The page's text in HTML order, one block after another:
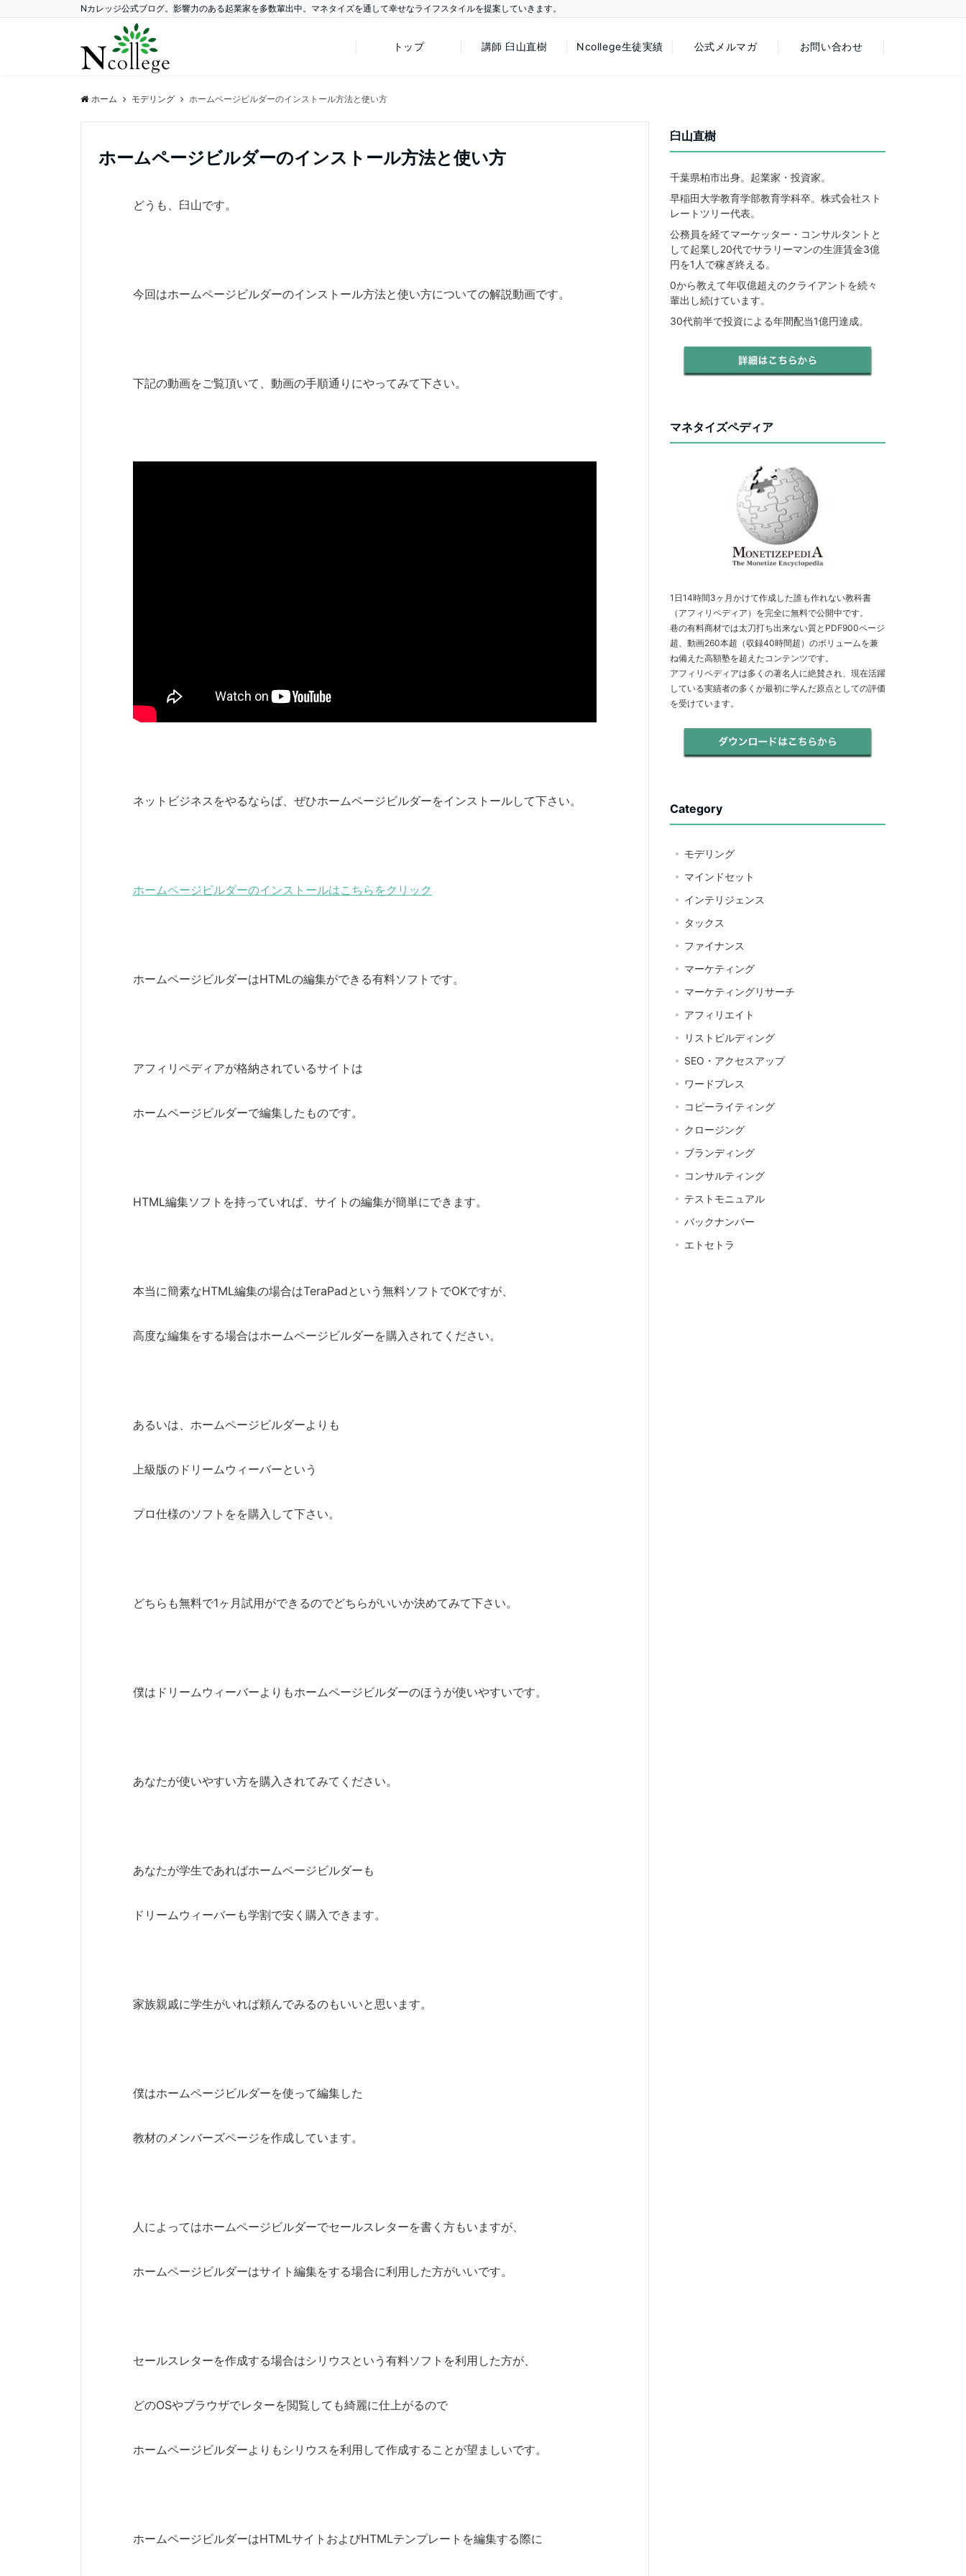
Nカレッジ公式ブログ。影響力のある起業家を多数輩出中。マネタイズを通して幸せなライフスタイルを提案していきます。
トップ 講師 臼山直樹 Ncollege生徒実績 公式メルマガ お問い合わせ
ホーム モデリング ホームページビルダーのインストール方法と使い方
ホームページビルダーのインストール方法と使い方
どうも、臼山です。
今回はホームページビルダーのインストール方法と使い方についての解説動画です。
下記の動画をご覧頂いて、動画の手順通りにやってみて下さい。
ネットビジネスをやるならば、ぜひホームページビルダーをインストールして下さい。
ホームページビルダーのインストールはこちらをクリック
ホームページビルダーはHTMLの編集ができる有料ソフトです。
アフィリペディアが格納されているサイトは
ホームページビルダーで編集したものです。
HTML編集ソフトを持っていれば、サイトの編集が簡単にできます。
本当に簡素なHTML編集の場合はTeraPadという無料ソフトでOKですが、
高度な編集をする場合はホームページビルダーを購入されてください。
あるいは、ホームページビルダーよりも
上級版のドリームウィーバーという
プロ仕様のソフトをを購入して下さい。
どちらも無料で1ヶ月試用ができるのでどちらがいいか決めてみて下さい。
僕はドリームウィーバーよりもホームページビルダーのほうが使いやすいです。
あなたが使いやすい方を購入されてみてください。
あなたが学生であればホームページビルダーも
ドリームウィーバーも学割で安く購入できます。
家族親戚に学生がいれば頼んでみるのもいいと思います。
僕はホームページビルダーを使って編集した
教材のメンバーズページを作成しています。
人によってはホームページビルダーでセールスレターを書く方もいますが、
ホームページビルダーはサイト編集をする場合に利用した方がいいです。
セールスレターを作成する場合はシリウスという有料ソフトを利用した方が、
どのOSやブラウザでレターを閲覧しても綺麗に仕上がるので
ホームページビルダーよりもシリウスを利用して作成することが望ましいです。
ホームページビルダーはHTMLサイトおよびHTMLテンプレートを編集する際に
臼山直樹
千葉県柏市出身。起業家・投資家。
早稲田大学教育学部教育学科卒。株式会社スト
レートツリー代表。
公務員を経てマーケッター・コンサルタントと
して起業し20代でサラリーマンの生涯賃金3億
円を1人で稼ぎ終える。
0から教えて年収億超えのクライアントを続々
輩出し続けています。
30代前半で投資による年間配当1億円達成。
マネタイズペディア
1日14時間3ヶ月かけて作成した誰も作れない教科書
（アフィリペディア）を完全に無料で公開中です。
巷の有料商材では太刀打ち出来ない質とPDF900ページ
超、動画260本超（収録40時間超）のボリュームを兼
ね備えた高額塾を超えたコンテンツです。
アフィリペディアは多くの著名人に絶賛され、現在活躍
している実績者の多くが最初に学んだ原点としての評価
を受けています。
Category
モデリング
マインドセット
インテリジェンス
タックス
ファイナンス
マーケティング
マーケティングリサーチ
アフィリエイト
リストビルディング
SEO・アクセスアップ
ワードプレス
コピーライティング
クロージング
ブランディング
コンサルティング
テストモニュアル
バックナンバー
エトセトラ